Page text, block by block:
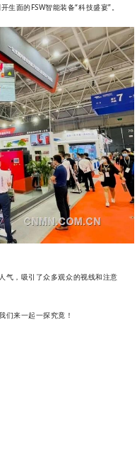
面的FSW智能装备“科技盛宴”。
，吸引了众多观众的视线和注意
们来一起一探究竟！